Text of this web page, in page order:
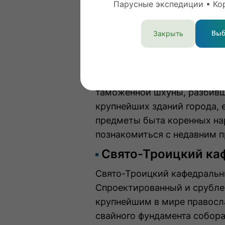
более получаса, в нём
домами, невероятными
памятниками, вросшими в
таможенной шхуны,
крупнейших зданий
предметы быта коренных
познакомиться с недавним
Свято-Троицкий
Свято-Троицкий
Спроектированный и
крупнейшим в мире
свайного фундамента
Парусные экспедиции •
Закрыть